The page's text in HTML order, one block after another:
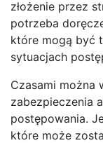
złożenie przez
potrzeba
które mogą być
sytuacjach
Czasami można
zabezpieczenia
postępowania.
które może